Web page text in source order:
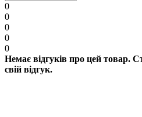
0
0
0
0
0
Немає відгуків про цей товар.
свій відгук.